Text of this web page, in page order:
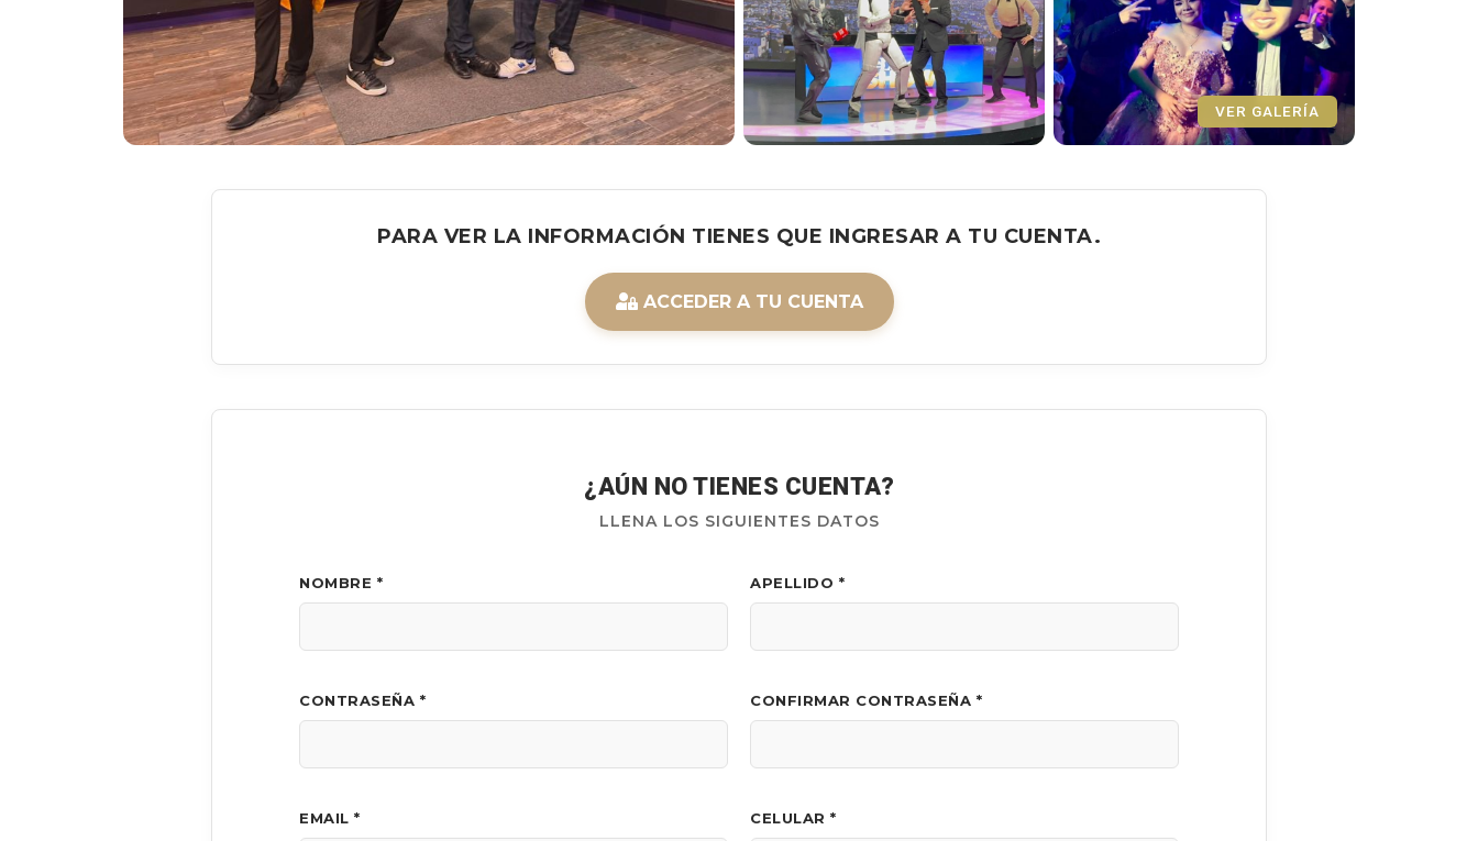
VER GALERÍA
PARA VER LA INFORMACIÓN TIENES QUE INGRESAR A TU CUENTA.
ACCEDER A TU CUENTA
¿AÚN NO TIENES CUENTA?
LLENA LOS SIGUIENTES DATOS
NOMBRE * APELLIDO *
CONTRASEÑA * CONFIRMAR CONTRASEÑA *
EMAIL * CELULAR *